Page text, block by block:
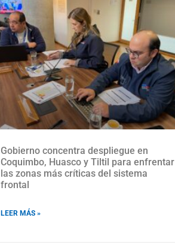
Gobierno concentra despliegue en
Coquimbo, Huasco y Tiltil para enfrentar
las zonas más críticas del sistema
frontal
LEER MÁS »